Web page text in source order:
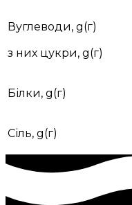
Вуглеводи, g(г)
з них цукри, g(г)
Білки, g(г)
Сіль, g(г)